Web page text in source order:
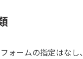
フォームの指定はなし